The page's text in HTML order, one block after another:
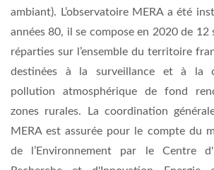
ambiant). L’observatoire MERA a été
années 80, il se compose en 2020 de 12
réparties sur l’ensemble du territoire
destinées à la surveillance et à la
pollution atmosphérique de fond
zones rurales. La coordination
MERA est assurée pour le compte du
de l’Environnement par le Centre